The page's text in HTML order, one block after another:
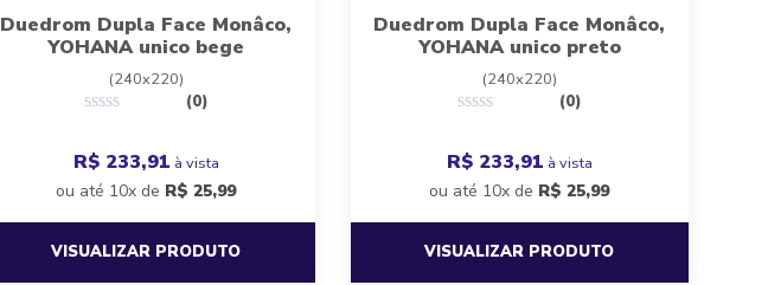
Duedrom Dupla Face Monâco,
YOHANA unico bege
(240x220)
(0)
R$ 233,91 à vista
ou até 10x de R$25,99
VISUALIZAR PRODUTO
Duedrom Dupla Face Monâco,
YOHANA unico preto
(240x220)
(0)
R$ 233,91 à vista
ou até 10x de R$25,99
VISUALIZAR PRODUTO